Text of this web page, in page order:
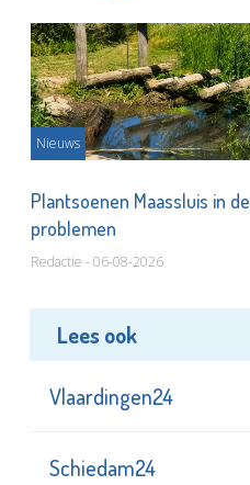
Nieuws
Plantsoenen Maassluis in de
problemen
Redactie - 06-08-2026
Lees ook
Vlaardingen24
Schiedam24